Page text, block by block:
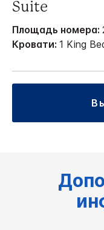
Suite
Площадь номера:
Кровати: 1 King